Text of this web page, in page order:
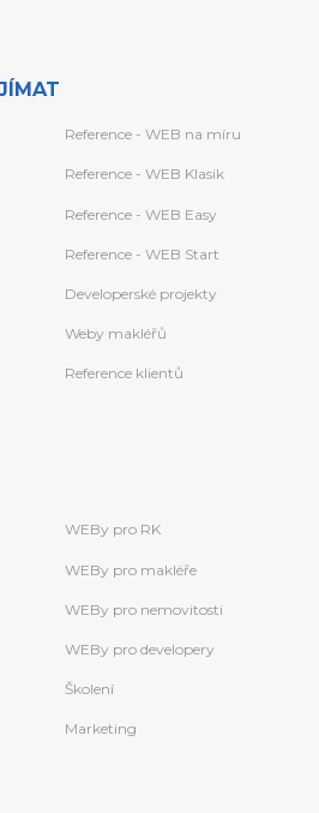
Reference - WEB na míru
Reference - WEB Klasik
Reference - WEB Easy
Reference - WEB Start
Developerské projekty
Weby makléřů
Reference klientů
WEBy pro RK
WEBy pro makléře
WEBy pro nemovitosti
WEBy pro developery
Školení
Marketing